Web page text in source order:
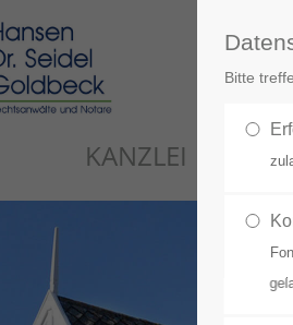
Support
Lorem ipsum
24h
KANZLEI
Bitte